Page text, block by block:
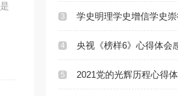
3 学史明理学史增信学史崇德学史力
4 央视《榜样6》心得体会感悟(精
5 2021党的光辉历程心得体会